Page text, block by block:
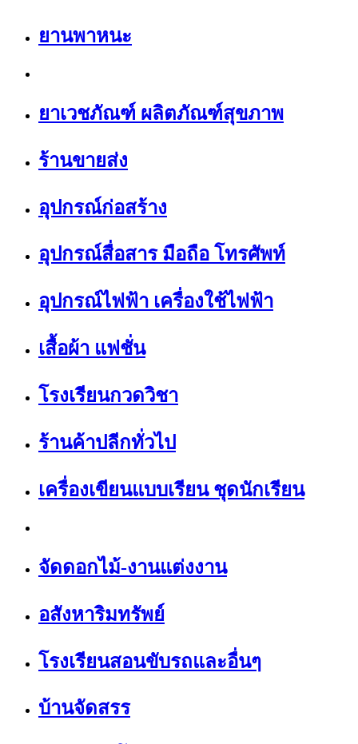
ยานพาหนะ
ยาเวชภัณฑ์ ผลิตภัณฑ์สุขภาพ
ร้านขายส่ง
อุปกรณ์ก่อสร้าง
อุปกรณ์สื่อสาร มือถือ โทรศัพท์
อุปกรณ์ไฟฟ้า เครื่องใช้ไฟฟ้า
เสื้อผ้า แฟชั่น
โรงเรียนกวดวิชา
ร้านค้าปลีกทั่วไป
เครื่องเขียนแบบเรียน ชุดนักเรียน
จัดดอกไม้-งานแต่งงาน
อสังหาริมทรัพย์
โรงเรียนสอนขับรถและอื่นๆ
บ้านจัดสรร